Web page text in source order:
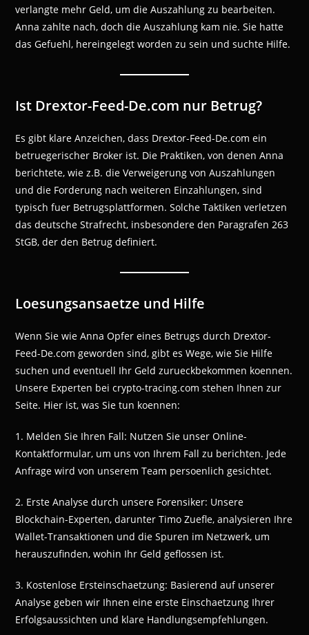
verlangte mehr Geld, um die Auszahlung zu bearbeiten.
Anna zahlte nach, doch die Auszahlung kam nie. Sie hatte
das Gefuehl, hereingelegt worden zu sein und suchte Hilfe.
Ist Drextor-Feed-De.com nur Betrug?
Es gibt klare Anzeichen, dass Drextor-Feed-De.com ein
betruegerischer Broker ist. Die Praktiken, von denen Anna
berichtete, wie z.B. die Verweigerung von Auszahlungen
und die Forderung nach weiteren Einzahlungen, sind
typisch fuer Betrugsplattformen. Solche Taktiken verletzen
das deutsche Strafrecht, insbesondere den Paragrafen 263
StGB, der den Betrug definiert.
Loesungsansaetze und Hilfe
Wenn Sie wie Anna Opfer eines Betrugs durch Drextor-
Feed-De.com geworden sind, gibt es Wege, wie Sie Hilfe
suchen und eventuell Ihr Geld zurueckbekommen koennen.
Unsere Experten bei crypto-tracing.com stehen Ihnen zur
Seite. Hier ist, was Sie tun koennen:
1. Melden Sie Ihren Fall: Nutzen Sie unser Online-
Kontaktformular, um uns von Ihrem Fall zu berichten. Jede
Anfrage wird von unserem Team persoenlich gesichtet.
2. Erste Analyse durch unsere Forensiker: Unsere
Blockchain-Experten, darunter Timo Zuefle, analysieren Ihre
Wallet-Transaktionen und die Spuren im Netzwerk, um
herauszufinden, wohin Ihr Geld geflossen ist.
3. Kostenlose Ersteinschaetzung: Basierend auf unserer
Analyse geben wir Ihnen eine erste Einschaetzung Ihrer
Erfolgsaussichten und klare Handlungsempfehlungen.